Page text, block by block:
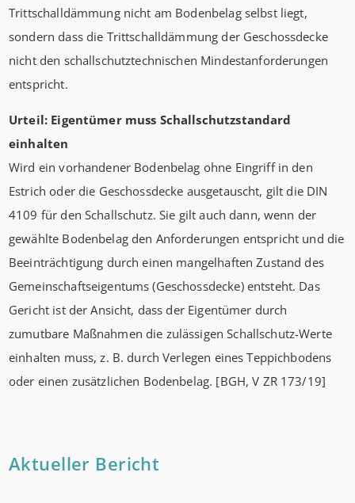
Trittschalldämmung nicht am Bodenbelag selbst liegt,
sondern dass die Trittschalldämmung der Geschossdecke
nicht den schallschutztechnischen Mindestanforderungen
entspricht.
Urteil: Eigentümer muss Schallschutzstandard
einhalten
Wird ein vorhandener Bodenbelag ohne Eingriff in den
Estrich oder die Geschossdecke ausgetauscht, gilt die DIN
4109 für den Schallschutz. Sie gilt auch dann, wenn der
gewählte Bodenbelag den Anforderungen entspricht und die
Beeinträchtigung durch einen mangelhaften Zustand des
Gemeinschaftseigentums (Geschossdecke) entsteht. Das
Gericht ist der Ansicht, dass der Eigentümer durch
zumutbare Maßnahmen die zulässigen Schallschutz-Werte
einhalten muss, z. B. durch Verlegen eines Teppichbodens
oder einen zusätzlichen Bodenbelag. [BGH, V ZR 173/19]
Aktueller Bericht